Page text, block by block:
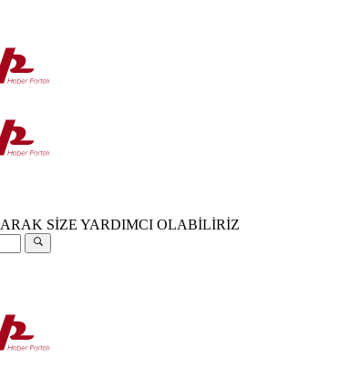
SİZE YARDIMCI OLABİLİRİZ